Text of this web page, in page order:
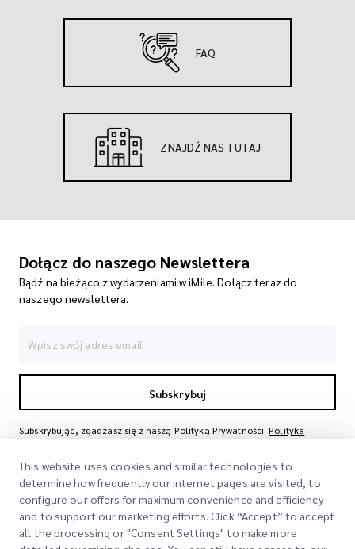
FAQ
ZNAJDŹ NAS TUTAJ
Dołącz do naszego Newslettera
Bądź na bieżąco z wydarzeniami w iMile. Dołącz teraz do
naszego newslettera.
Subskrybuj
Subskrybując, zgadzasz się z naszą Polityką Prywatności Polityka
This website uses cookies and similar technologies to
determine how frequently our internet pages are visited, to
configure our offers for maximum convenience and efficiency
and to support our marketing efforts. Click “Accept” to accept
all the processing or "Consent Settings" to make more